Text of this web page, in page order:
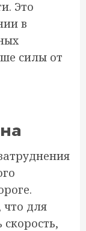
Это
в
силы от
что для